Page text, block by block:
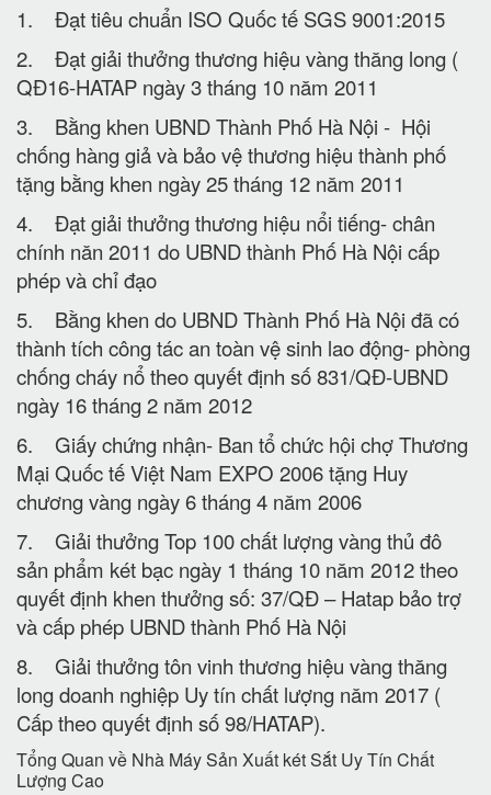
1. Đạt tiêu chuẩn ISO Quốc tế SGS 9001:2015
2. Đạt giải thưởng thương hiệu vàng thăng long (
QĐ16-HATAP ngày 3 tháng 10 năm 2011
3. Bằng khen UBND Thành Phố Hà Nội - Hội
chống hàng giả và bảo vệ thương hiệu thành phố
tặng bằng khen ngày 25 tháng 12 năm 2011
4. Đạt giải thưởng thương hiệu nổi tiếng- chân
chính năn 2011 do UBND thành Phố Hà Nội cấp
phép và chỉ đạo
5. Bằng khen do UBND Thành Phố Hà Nội đã có
thành tích công tác an toàn vệ sinh lao động- phòng
chống cháy nổ theo quyết định số 831/QĐ-UBND
ngày 16 tháng 2 năm 2012
6. Giấy chứng nhận- Ban tổ chức hội chợ Thương
Mại Quốc tế Việt Nam EXPO 2006 tặng Huy
chương vàng ngày 6 tháng 4 năm 2006
7. Giải thưởng Top 100 chất lượng vàng thủ đô
sản phẩm két bạc ngày 1 tháng 10 năm 2012 theo
quyết định khen thưởng số: 37/QĐ – Hatap bảo trợ
và cấp phép UBND thành Phố Hà Nội
8. Giải thưởng tôn vinh thương hiệu vàng thăng
long doanh nghiệp Uy tín chất lượng năm 2017 (
Cấp theo quyết định số 98/HATAP).
Tổng Quan về Nhà Máy Sản Xuất két Sắt Uy Tín Chất
Lượng Cao